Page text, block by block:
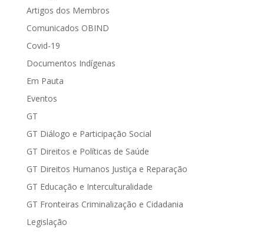
Artigos dos Membros
Comunicados OBIND
Covid-19
Documentos Indígenas
Em Pauta
Eventos
GT
GT Diálogo e Participação Social
GT Direitos e Políticas de Saúde
GT Direitos Humanos Justiça e Reparação
GT Educação e Interculturalidade
GT Fronteiras Criminalização e Cidadania
Legislação